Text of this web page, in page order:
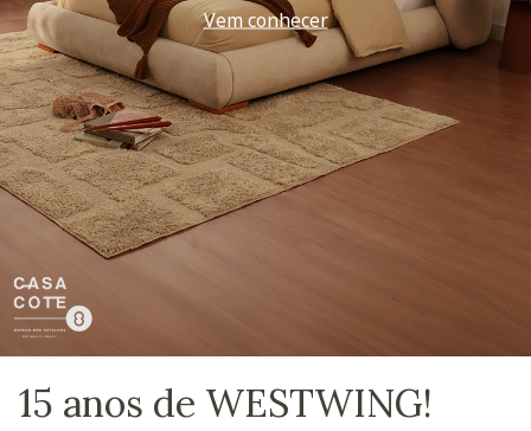
Vem conhecer
15 anos de WESTWING!